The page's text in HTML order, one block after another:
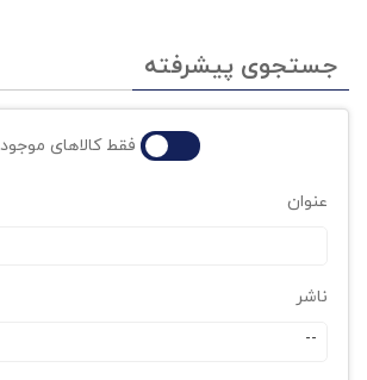
جستجوی پیشرفته
فقط کالاهای موجود
عنوان
ناشر
--